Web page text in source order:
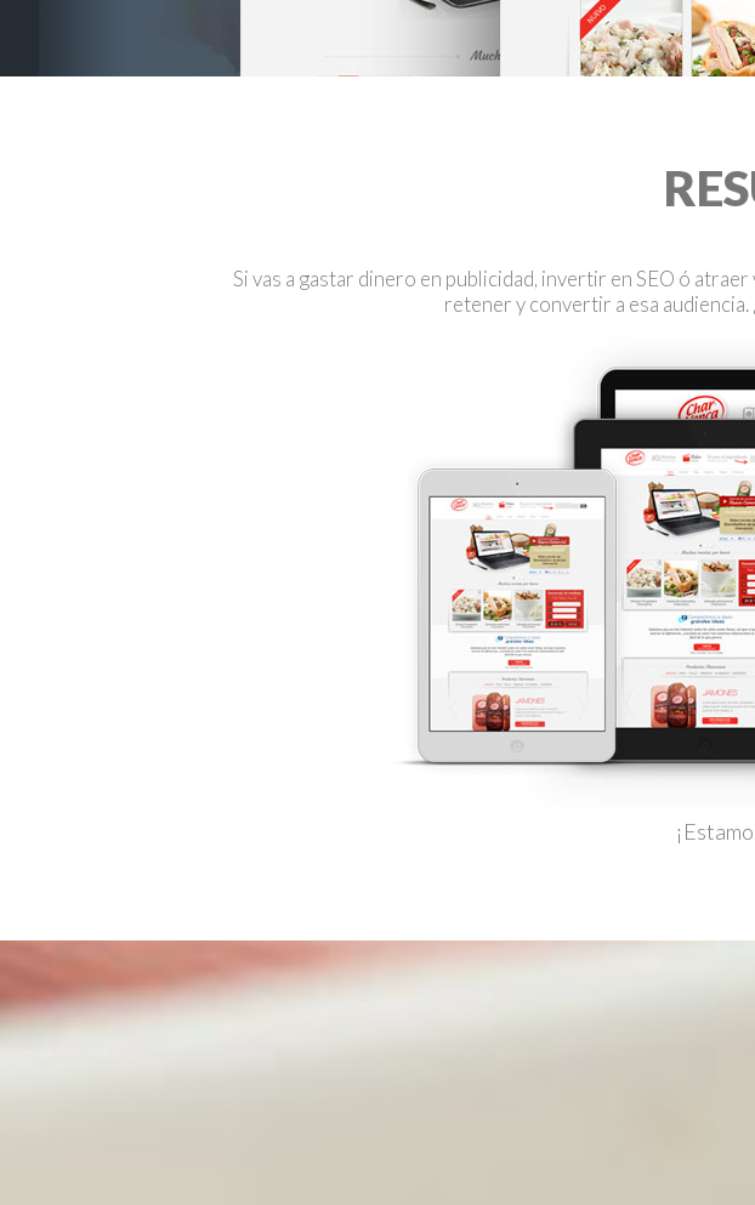
Si vas a gastar dinero en publicidad, invertir en SEO ó
retener y convertir a esa audiencia.